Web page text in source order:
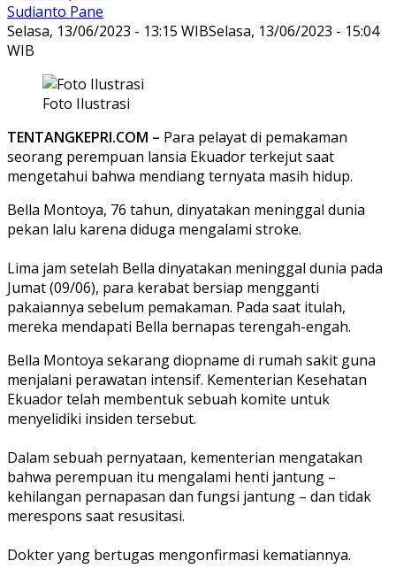
Sudianto Pane
Selasa, 13/06/2023 - 13:15 WIBSelasa, 13/06/2023 - 15:04
WIB
Foto Ilustrasi
TENTANGKEPRI.COM – Para pelayat di pemakaman
seorang perempuan lansia Ekuador terkejut saat
mengetahui bahwa mendiang ternyata masih hidup.
Bella Montoya, 76 tahun, dinyatakan meninggal dunia
pekan lalu karena diduga mengalami stroke.
Lima jam setelah Bella dinyatakan meninggal dunia pada
Jumat (09/06), para kerabat bersiap mengganti
pakaiannya sebelum pemakaman. Pada saat itulah,
mereka mendapati Bella bernapas terengah-engah.
Bella Montoya sekarang diopname di rumah sakit guna
menjalani perawatan intensif. Kementerian Kesehatan
Ekuador telah membentuk sebuah komite untuk
menyelidiki insiden tersebut.
Dalam sebuah pernyataan, kementerian mengatakan
bahwa perempuan itu mengalami henti jantung –
kehilangan pernapasan dan fungsi jantung – dan tidak
merespons saat resusitasi.
Dokter yang bertugas mengonfirmasi kematiannya.